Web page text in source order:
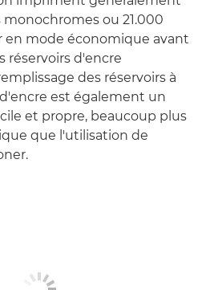
ou 21.000
mode économique avant
réservoirs d'encre
des réservoirs à
est également un
et propre, beaucoup plus
que l'utilisation de